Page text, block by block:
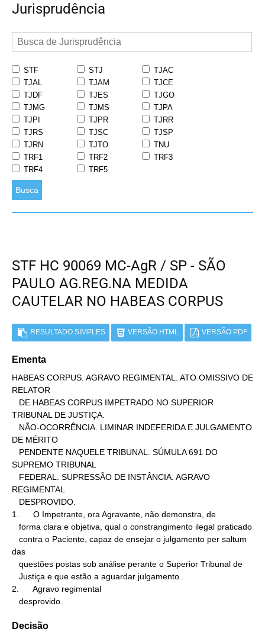
Jurisprudência
STF STJ
TJAC
TJAL
TJAM
TJCE
TJDF
TJES
TJGO
TJMG
TJMS
TJPA
TJPI
TJPR
TJRR
TJRS
TJSC
TJSP
TJRN
TJTO
TNU
TRF1
TRF2
TRF3
TRF4
TRF5
Busca
STF HC 90069 MC-AgR / SP - SÃO
PAULO AG.REG.NA MEDIDA
CAUTELAR NO HABEAS CORPUS
RESULTADO SIMPLES VERSÃO HTML VERSÃO PDF
Ementa
HABEAS CORPUS. AGRAVO REGIMENTAL. ATO OMISSIVO DE
RELATOR
TRIBUNAL DE JUSTIÇA.
DE MÉRITO
SUPREMO TRIBUNAL
REGIMENTAL
1.      O Impetrante, ora Agravante, não demonstra, de
das
2.      Agravo regimental
   desprovido.
Decisão